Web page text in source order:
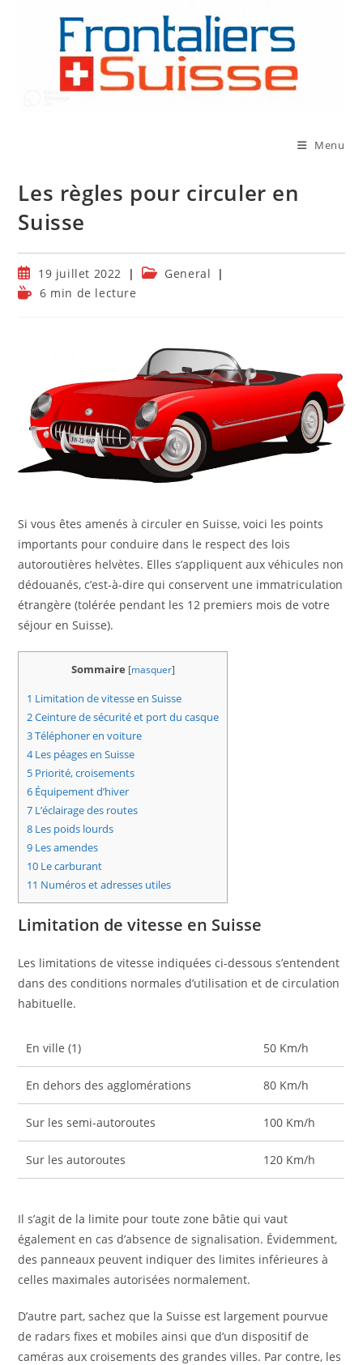
Menu
Les règles pour circuler en
Suisse
Publication
publiée :
19 juillet 2022
PostGeneral
Temps6 min de lecture
Si vous êtes amenés à circuler en Suisse, voici les points
importants pour conduire dans le respect des lois
autoroutières helvètes. Elles s’appliquent aux véhicules non
dédouanés, c’est-à-dire qui conservent une immatriculation
étrangère (tolérée pendant les 12 premiers mois de votre
séjour en Suisse).
Sommaire [masquer]
1 Limitation de vitesse en Suisse
2Ceinture de sécurité et port du casque
3Téléphoner en voiture
4Les péages en Suisse
5 Priorité, croisements
6 Équipement d’hiver
7 L’éclairage des routes
8 Les poids lourds
9 Les amendes
10 Le carburant
11 Numéros et adresses utiles
Limitation de vitesse en Suisse
Les limitations de vitesse indiquées ci-dessous s’entendent
dans des conditions normales d’utilisation et de circulation
habituelle.
En ville (1) 50 Km/h
En dehors des agglomérations 80 Km/h
Sur les semi-autoroutes 100 Km/h
Sur les autoroutes 120 Km/h
Il s’agit de la limite pour toute zone bâtie qui vaut
également en cas d’absence de signalisation. Évidemment,
des panneaux peuvent indiquer des limites inférieures à
celles maximales autorisées normalement.
D’autre part, sachez que la Suisse est largement pourvue
de radars fixes et mobiles ainsi que d’un dispositif de
caméras aux croisements des grandes villes. Par contre, les